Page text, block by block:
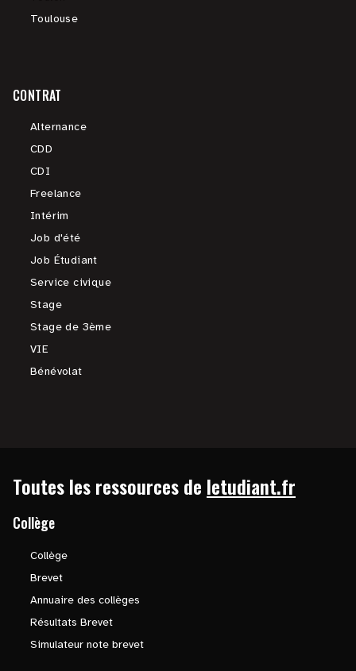
Toulouse
CONTRAT
Alternance
CDD
CDI
Freelance
Intérim
Job d'été
Job Étudiant
Service civique
Stage
Stage de 3ème
VIE
Bénévolat
Toutes les ressources de letudiant.fr
Collège
Collège
Brevet
Annuaire des collèges
Résultats Brevet
Simulateur note brevet